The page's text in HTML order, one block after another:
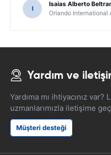
I
Isaias Alberto
Orlando International
Yardım ve
Yardıma mı ihtiyacınız var?
uzmanlarımızla iletişime
Müşteri desteği